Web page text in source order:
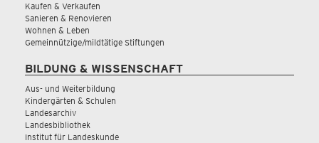
Kaufen & Verkaufen
Sanieren & Renovieren
Wohnen & Leben
Gemeinnützige/mildtätige Stiftungen
BILDUNG & WISSENSCHAFT
Aus- und Weiterbildung
Kindergärten & Schulen
Landesarchiv
Landesbibliothek
Institut für Landeskunde